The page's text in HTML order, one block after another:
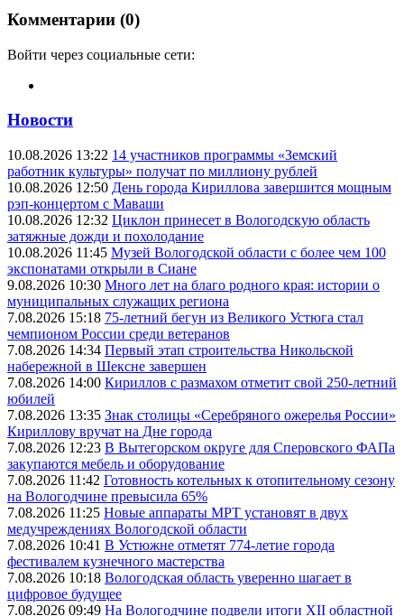
Комментарии (0)
Войти через социальные сети:
Новости
10.08.2026 13:22 14 участников программы «Земский
работник культуры» получат по миллиону рублей
10.08.2026 12:50 День города Кириллова завершится мощным
рэп-концертом с Маваши
10.08.2026 12:32 Циклон принесет в Вологодскую область
затяжные дожди и похолодание
10.08.2026 11:45 Музей Вологодской области с более чем 100
экспонатами открыли в Сиане
9.08.2026 10:30 Много лет на благо родного края: истории о
муниципальных служащих региона
7.08.2026 15:18 75-летний бегун из Великого Устюга стал
чемпионом России среди ветеранов
7.08.2026 14:34 Первый этап строительства Никольской
набережной в Шексне завершен
7.08.2026 14:00 Кириллов с размахом отметит свой 250-летний
юбилей
7.08.2026 13:35 Знак столицы «Серебряного ожерелья России»
Кириллову вручат на Дне города
7.08.2026 12:23 В Вытегорском округе для Сперовского ФАПа
закупаются мебель и оборудование
7.08.2026 11:42 Готовность котельных к отопительному сезону
на Вологодчине превысила 65%
7.08.2026 11:25 Новые аппараты МРТ установят в двух
медучреждениях Вологодской области
7.08.2026 10:41 В Устюжне отметят 774-летие города
фестивалем кузнечного мастерства
7.08.2026 10:18 Вологодская область уверенно шагает в
цифровое будущее
7.08.2026 09:49 На Вологодчине подвели итоги XII областной